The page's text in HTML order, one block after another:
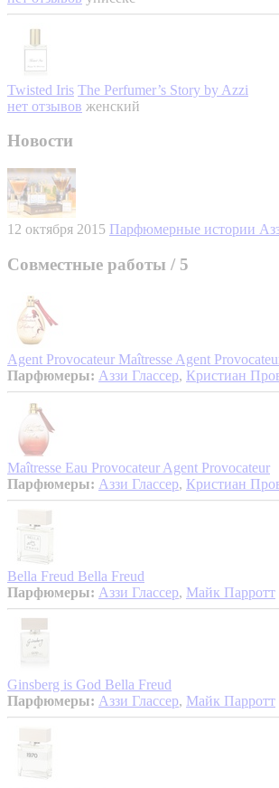
Twisted Iris The Perfumer’s Story by Azzi
нет отзывов женский
Новости
12 октября 2015 Парфюмерные истории
Совместные работы / 5
Agent Provocateur Maîtresse Agent
Парфюмеры: Аззи Глассер, Кристиан
Maîtresse Eau Provocateur Agent Provocateur
Парфюмеры: Аззи Глассер, Кристиан
Bella Freud Bella Freud
Парфюмеры: Аззи Глассер, Майк Парротт
Ginsberg is God Bella Freud
Парфюмеры: Аззи Глассер, Майк Парротт